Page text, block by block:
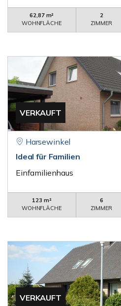
62,87 m²
WOHNFLÄCHE
2
ZIMMER
VERKAUFT
Harsewinkel
Ideal für Familien
Einfamilienhaus
123 m²
WOHNFLÄCHE
6
ZIMMER
VERKAUFT